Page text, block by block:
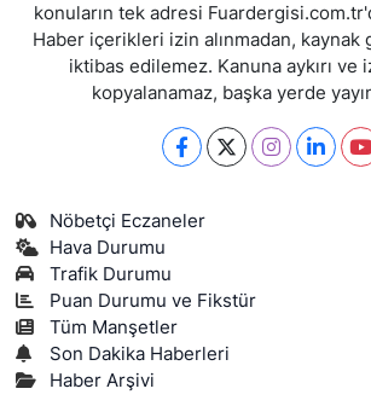
konuların tek adresi
Haber içerikleri izin alınmadan, kaynak
iktibas edilemez. Kanuna aykırı ve
kopyalanamaz, başka yerde
Nöbetçi Eczaneler
Hava Durumu
Trafik Durumu
Puan Durumu ve Fikstür
Tüm Manşetler
Son Dakika Haberleri
Haber Arşivi